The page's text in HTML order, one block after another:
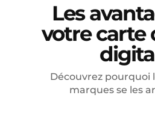
Les
votre carte
Découvrez pourquoi
marques se les